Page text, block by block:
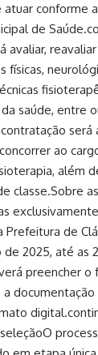
conforme
de
avaliar,
físicas,
saúde, entre
será
ao
além
classe.Sobre
de
2025, até as
preencher o